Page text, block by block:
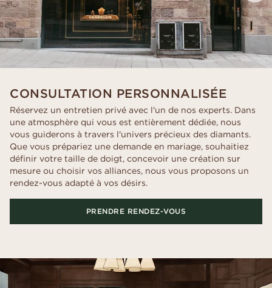
CONSULTATION PERSONNALISÉE
Réservez un entretien privé avec l'un de nos experts. Dans
une atmosphère qui vous est entièrement dédiée, nous
vous guiderons à travers l'univers précieux des diamants.
Que vous prépariez une demande en mariage, souhaitiez
définir votre taille de doigt, concevoir une création sur
mesure ou choisir vos alliances, nous vous proposons un
rendez-vous adapté à vos désirs.
PRENDRE RENDEZ-VOUS